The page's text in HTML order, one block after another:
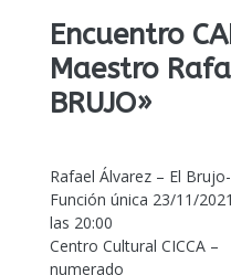
Encuentro
Maestro
BRUJO»
Rafael Álvarez – El Brujo-
Función única 23/11/
las 20:00
Centro Cultural CICCA –
numerado